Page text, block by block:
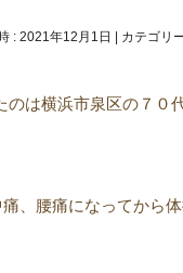
: 2021年12月1日 カテゴリ
は横浜市泉区の７０
、腰痛になってから